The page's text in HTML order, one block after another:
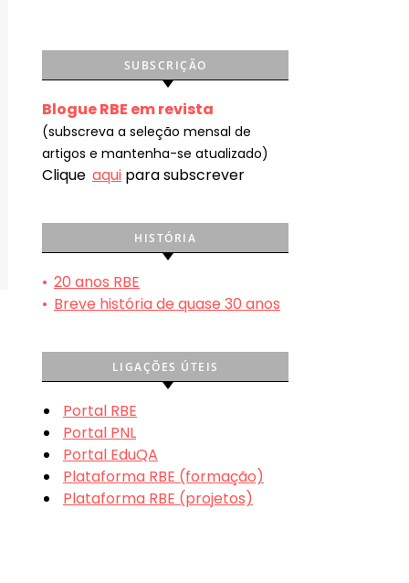
SUBSCRIÇÃO
Blogue RBE em revista
(subscreva a seleção mensal de
artigos e mantenha-se atualizado)
Clique aqui para subscrever
HISTÓRIA
• 20 anos RBE
• Breve história de quase 30 anos
LIGAÇÕES ÚTEIS
Portal RBE
Portal PNL
Portal EduQA
Plataforma RBE (formação)
Plataforma RBE (projetos)